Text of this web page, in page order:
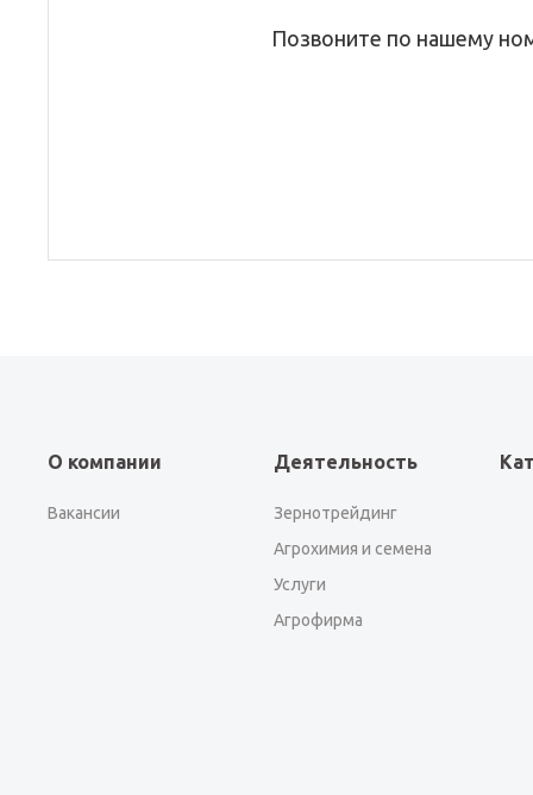
Позвоните по нашему
О компании
Вакансии
Деятельность
Зернотрейдинг
Агрохимия и семена
Услуги
Агрофирма